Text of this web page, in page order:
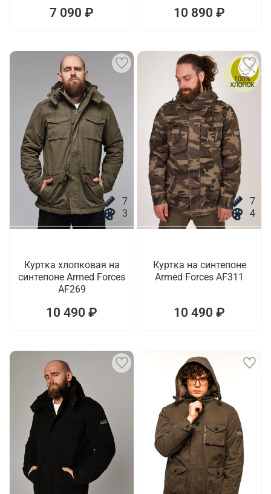
7 090 ₽ 10 890 ₽
7
3
Куртка хлопковая на
синтепоне Armed Forces
AF269
10 490 ₽
7
4
Куртка на синтепоне
Armed Forces AF311
10 490 ₽